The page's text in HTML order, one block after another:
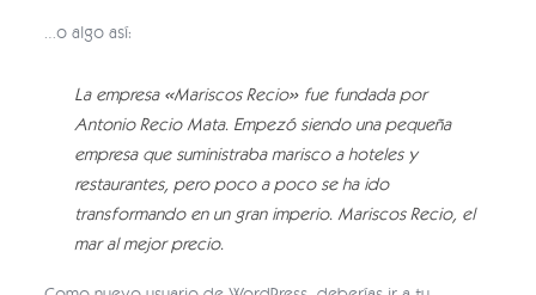
…o algo así:
La empresa «Mariscos Recio» fue fundada por
Antonio Recio Mata. Empezó siendo una pequeña
empresa que suministraba marisco a hoteles y
restaurantes, pero poco a poco se ha ido
transformando en un gran imperio. Mariscos Recio, el
mar al mejor precio.